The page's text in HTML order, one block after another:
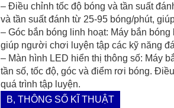
– Điều chỉnh tốc độ bóng và tần suất
và tần suất đánh từ 25-95 bóng/phút,
– Góc bắn bóng linh hoạt: Máy bắn
giúp người chơi luyện tập các kỹ năng
– Màn hình LED hiển thị thông số: Máy
tần số, tốc độ, góc và điểm rơi bóng.
quá trình tập luyện.
B, THÔNG SỐ KĨ THUẬT